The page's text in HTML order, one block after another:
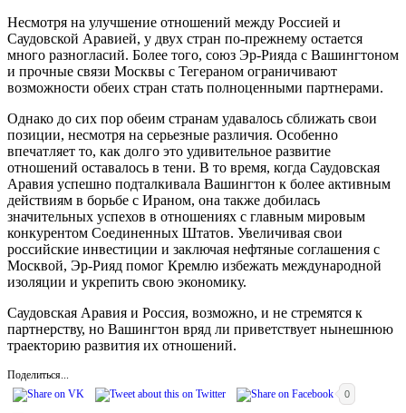
Несмотря на улучшение отношений между Россией и
Саудовской Аравией, у двух стран по-прежнему остается
много разногласий. Более того, союз Эр-Рияда с Вашингтоном
и прочные связи Москвы с Тегераном ограничивают
возможности обеих стран стать полноценными партнерами.
Однако до сих пор обеим странам удавалось сближать свои
позиции, несмотря на серьезные различия. Особенно
впечатляет то, как долго это удивительное развитие
отношений оставалось в тени. В то время, когда Саудовская
Аравия успешно подталкивала Вашингтон к более активным
действиям в борьбе с Ираном, она также добилась
значительных успехов в отношениях с главным мировым
конкурентом Соединенных Штатов. Увеличивая свои
российские инвестиции и заключая нефтяные соглашения с
Москвой, Эр-Рияд помог Кремлю избежать международной
изоляции и укрепить свою экономику.
Саудовская Аравия и Россия, возможно, и не стремятся к
партнерству, но Вашингтон вряд ли приветствует нынешнюю
траекторию развития их отношений.
Поделиться...
0